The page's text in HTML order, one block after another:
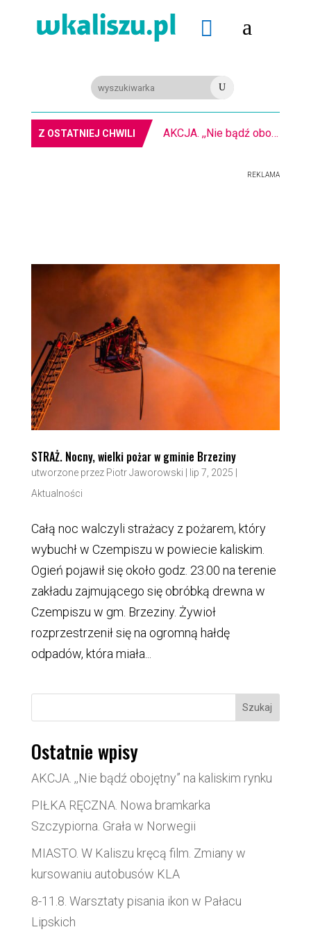
 a
U
Z OSTATNIEJ CHWILI AKCJA. ,,Nie bądź obojętny” na kaliskim rynku
REKLAMA
STRAŻ. Nocny, wielki pożar w gminie Brzeziny
utworzone przez Piotr Jaworowski lip 7, 2025
Aktualności
Całą noc walczyli strażacy z pożarem, który
wybuchł w Czempiszu w powiecie kaliskim.
Ogień pojawił się około godz. 23.00 na terenie
zakładu zajmującego się obróbką drewna w
Czempiszu w gm. Brzeziny. Żywioł
rozprzestrzenił się na ogromną hałdę
odpadów, która miała...
Szukaj
Ostatnie wpisy
AKCJA. ,,Nie bądź obojętny” na kaliskim rynku
PIŁKA RĘCZNA. Nowa bramkarka
Szczypiorna. Grała w Norwegii
MIASTO. W Kaliszu kręcą film. Zmiany w
kursowaniu autobusów KLA
8-11.8. Warsztaty pisania ikon w Pałacu
Lipskich